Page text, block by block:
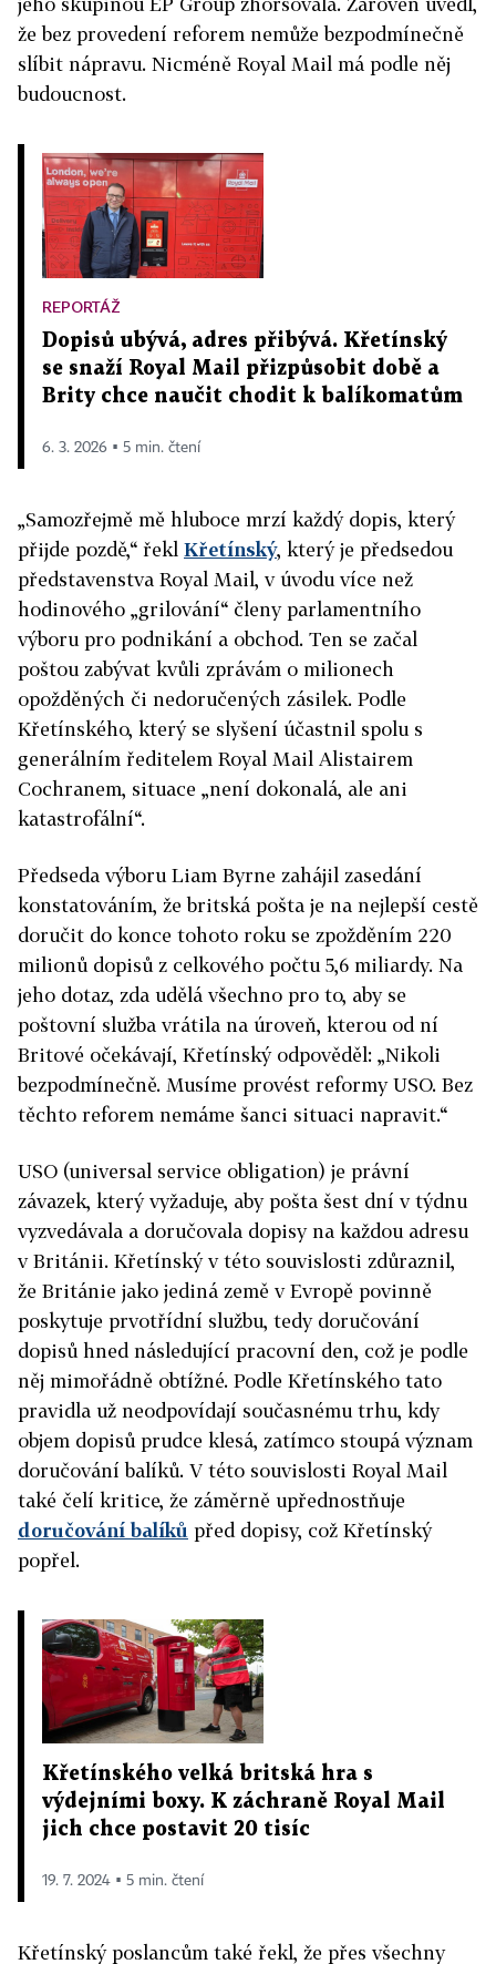
že bez provedení reforem nemůže bezpodmínečně
slíbit nápravu. Nicméně Royal Mail má podle něj
budoucnost.
REPORTÁŽ
Dopisů ubývá, adres přibývá. Křetínský
se snaží Royal Mail přizpůsobit době a
Brity chce naučit chodit k balíkomatům
6. 3. 2026 ▪ 5 min. čtení
„Samozřejmě mě hluboce mrzí každý dopis, který
přijde pozdě,“ řekl Křetínský, který je předsedou
představenstva Royal Mail, v úvodu více než
hodinového „grilování“ členy parlamentního
výboru pro podnikání a obchod. Ten se začal
poštou zabývat kvůli zprávám o milionech
opožděných či nedoručených zásilek. Podle
Křetínského, který se slyšení účastnil spolu s
generálním ředitelem Royal Mail Alistairem
Cochranem, situace „není dokonalá, ale ani
katastrofální“.
Předseda výboru Liam Byrne zahájil zasedání
konstatováním, že britská pošta je na nejlepší cestě
doručit do konce tohoto roku se zpožděním 220
milionů dopisů z celkového počtu 5,6 miliardy. Na
jeho dotaz, zda udělá všechno pro to, aby se
poštovní služba vrátila na úroveň, kterou od ní
Britové očekávají, Křetínský odpověděl: „Nikoli
bezpodmínečně. Musíme provést reformy USO. Bez
těchto reforem nemáme šanci situaci napravit.“
USO (universal service obligation) je právní
závazek, který vyžaduje, aby pošta šest dní v týdnu
vyzvedávala a doručovala dopisy na každou adresu
v Británii. Křetínský v této souvislosti zdůraznil,
že Británie jako jediná země v Evropě povinně
poskytuje prvotřídní službu, tedy doručování
dopisů hned následující pracovní den, což je podle
něj mimořádně obtížné. Podle Křetínského tato
pravidla už neodpovídají současnému trhu, kdy
objem dopisů prudce klesá, zatímco stoupá význam
doručování balíků. V této souvislosti Royal Mail
také čelí kritice, že záměrně upřednostňuje
doručování balíků před dopisy, což Křetínský
popřel.
Křetínského velká britská hra s
výdejními boxy. K záchraně Royal Mail
jich chce postavit 20 tisíc
19. 7. 2024 ▪ 5 min. čtení
Křetínský poslancům také řekl, že přes všechny